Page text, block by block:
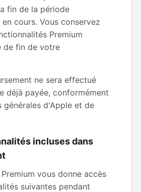
fin de la période
cours. Vous conservez
Premium
de fin de votre
ne sera effectué
déjà payée, conformément
générales d'Apple et de
incluses dans
vous donne accès
suivantes pendant